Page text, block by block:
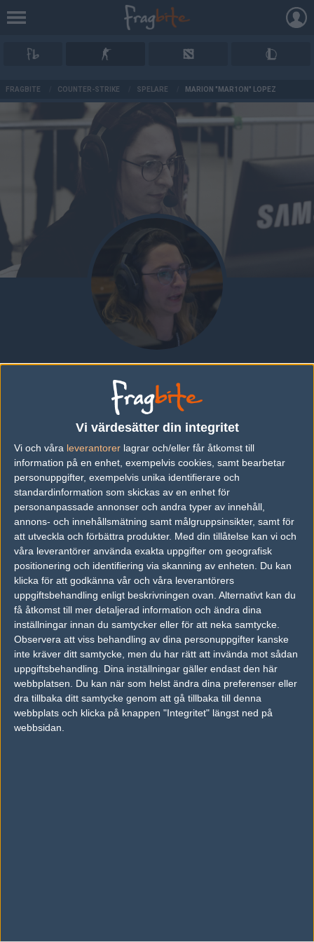
Vi värdesätter din integritet
Vi och våra leverantorer lagrar och/eller får åtkomst till
information på en enhet, exempelvis cookies, samt bearbetar
personuppgifter, exempelvis unika identifierare och
standardinformation som skickas av en enhet för
personanpassade annonser och andra typer av innehåll,
annons- och innehållsmätning samt målgruppsinsikter, samt för
att utveckla och förbättra produkter. Med din tillåtelse kan vi och
våra leverantörer använda exakta uppgifter om geografisk
positionering och identifiering via skanning av enheten. Du kan
klicka för att godkänna vår och våra leverantörers
uppgiftsbehandling enligt beskrivningen ovan. Alternativt kan du
få åtkomst till mer detaljerad information och ändra dina
inställningar innan du samtycker eller för att neka samtycke.
Observera att viss behandling av dina personuppgifter kanske
inte kräver ditt samtycke, men du har rätt att invända mot sådan
uppgiftsbehandling. Dina inställningar gäller endast den här
webbplatsen. Du kan när som helst ändra dina preferenser eller
dra tillbaka ditt samtycke genom att gå tillbaka till denna
webbplats och klicka på knappen "Integritet" längst ned på
webbsidan.
FRAGBITE COUNTER-STRIKE SPELARE MARION "MAR1ON" LOPEZ
Marion "Mar1on" Lopez
FRANCE | SPELAR FÖRORGLESS FEMALE
Bio Matcher Bilder
Bilder
Följ oss i social media
Följ oss på Facebook
Följ oss på Twitter
Följ oss på Twitch